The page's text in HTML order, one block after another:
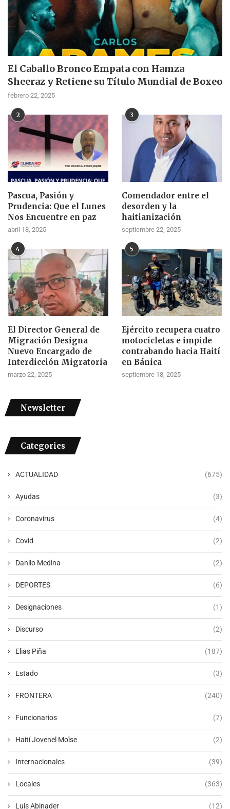
El Caballo Bronco Empata con Hamza
Sheeraz y Retiene su Título Mundial de Boxeo
febrero 22, 2025
2
Pascua, Pasión y
Prudencia: Que el Lunes
Nos Encuentre en paz
abril 18, 2025
3
Comendador entre el
desorden y la
haitianización
septiembre 22, 2025
4
El Director General de
Migración Designa
Nuevo Encargado de
Interdicción Migratoria
marzo 22, 2025
5
Ejército recupera cuatro
motocicletas e impide
contrabando hacia Haití
en Bánica
septiembre 18, 2025
Newsletter
Categories
ACTUALIDAD (675)
Ayudas (3)
Coronavirus (4)
Covid (2)
Danilo Medina (2)
DEPORTES (6)
Designaciones (1)
Discurso (2)
Elias Piña (187)
Estado (3)
FRONTERA (240)
Funcionarios (7)
Haití Jovenel Moïse (2)
Internacionales (39)
Locales (363)
Luis Abinader (12)